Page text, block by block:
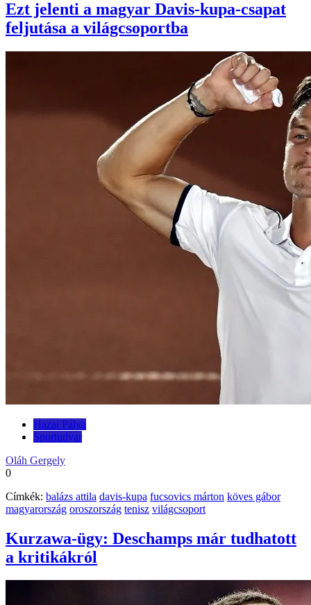
Ezt jelenti a magyar Davis-kupa-csapat
feljutása a világcsoportba
Hazai Pálya
Sportudvar
Oláh Gergely
0
Címkék: balázs attila davis-kupa fucsovics márton köves gábor
magyarország oroszország tenisz világcsoport
Kurzawa-ügy: Deschamps már tudhatott
a kritikákról